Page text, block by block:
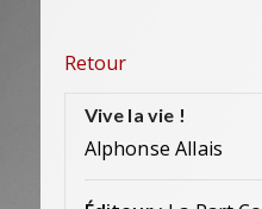
Retour
Vive la vie !
Alphonse Allais